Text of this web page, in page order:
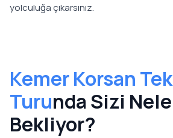
yolculuğa çıkarsınız.
Kemer Korsan
Turunda Sizi
Bekliyor?